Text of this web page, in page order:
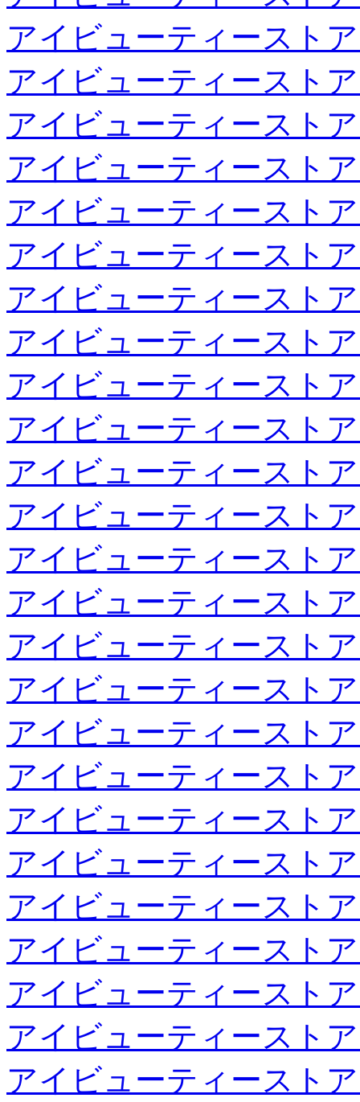
アイビューティースト
アイビューティースト
アイビューティースト
アイビューティースト
アイビューティースト
アイビューティースト
アイビューティースト
アイビューティースト
アイビューティースト
アイビューティースト
アイビューティースト
アイビューティースト
アイビューティースト
アイビューティースト
アイビューティースト
アイビューティースト
アイビューティースト
アイビューティースト
アイビューティースト
アイビューティースト
アイビューティースト
アイビューティースト
アイビューティースト
アイビューティースト
アイビューティースト